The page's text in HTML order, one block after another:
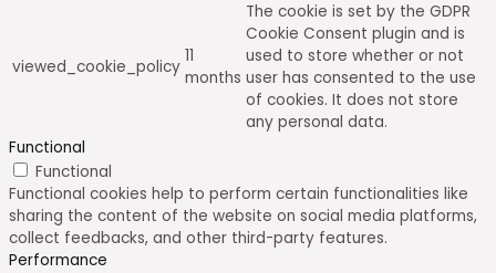
viewed_cookie_policy
11
months
The cookie is set by the GDPR
Cookie Consent plugin and is
used to store whether or not
user has consented to the use
of cookies. It does not store
any personal data.
Functional
Functional
Functional cookies help to perform certain functionalities like
sharing the content of the website on social media platforms,
collect feedbacks, and other third-party features.
Performance